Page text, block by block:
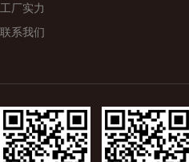
工厂实力
联系我们